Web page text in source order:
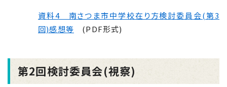
資料4 南さつま市中学校在り方検討委員会(第3
回)感想等 (PDF形式)
第2回検討委員会(視察)